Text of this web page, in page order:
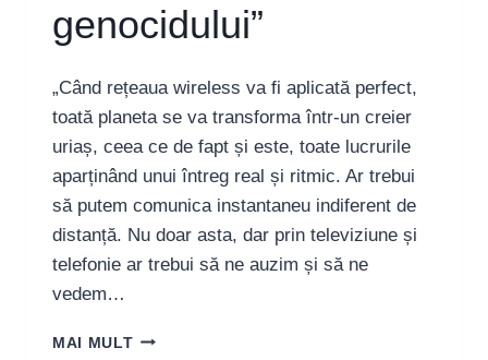
genocidului”
„Când rețeaua wireless va fi aplicată perfect,
toată planeta se va transforma într-un creier
uriaș, ceea ce de fapt și este, toate lucrurile
aparținând unui întreg real și ritmic. Ar trebui
să putem comunica instantaneu indiferent de
distanță. Nu doar asta, dar prin televiziune și
telefonie ar trebui să ne auzim și să ne
vedem…
MAI MULTARMINE